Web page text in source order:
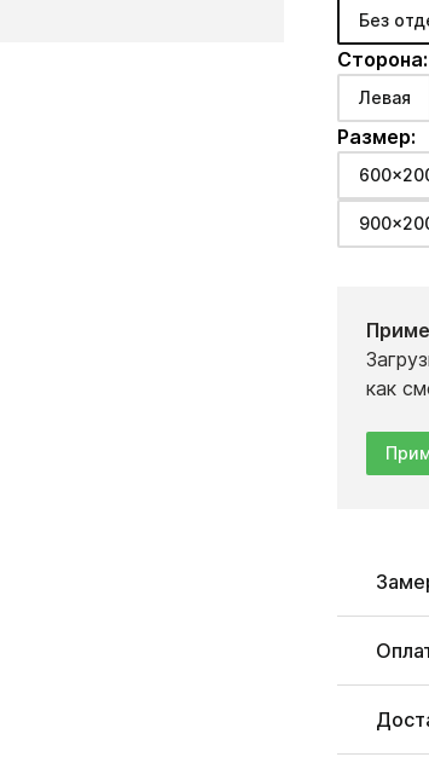
Без
Сторона:
Левая
Размер:
как